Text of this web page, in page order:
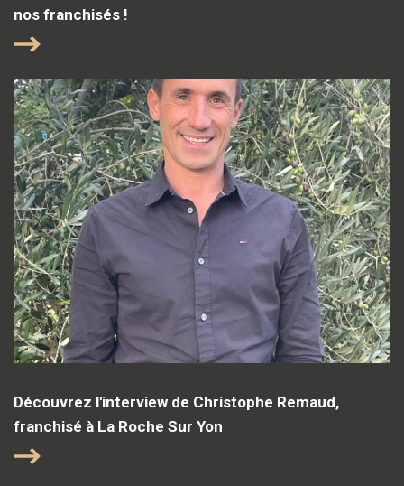
nos franchisés !
Découvrez l'interview de Christophe Remaud,
franchisé à La Roche Sur Yon